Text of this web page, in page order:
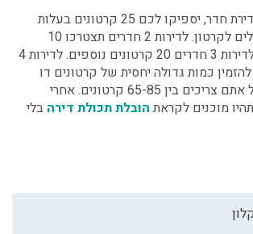
אם אתם מעבירים דירת חדר, יספיקו לכם 25 קרטונים בעלות
שמתחילה ב-3 שקלים לקרטון. לדירות 2 חדרים תצטרכו 10
קרטונים נוספים, ולדירות 3 חדרים 20 קרטונים נוספים. לדירות 4
להזמין כמות גדולה יחסית של קרטונים דו
גליים, כשבסך הכול אתם צריכים בין 65-85 קרטונים. אחרי
מוכנים לקראת הובלת תכולת דירה בלי